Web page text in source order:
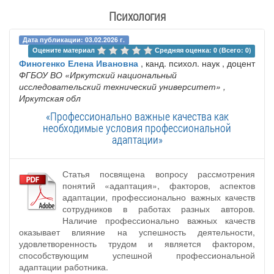
Психология
Дата публикации: 03.02.2026 г.
Оцените материал
Средняя оценка: 0 (Всего: 0)
Финогенко Елена Ивановна , канд. психол. наук , доцент
ФГБОУ ВО «Иркутский национальный
исследовательский технический университет» ,
Иркутская обл
«Профессионально важные качества как
необходимые условия профессиональной
адаптации»
Статья посвящена вопросу рассмотрения
понятий «адаптация», факторов, аспектов
адаптации, профессионально важных качеств
сотрудников в работах разных авторов.
Наличие профессионально важных качеств
оказывает влияние на успешность деятельности,
удовлетворенность трудом и является фактором,
способствующим успешной профессиональной
адаптации работника.